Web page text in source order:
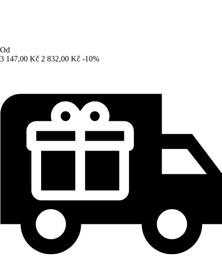
Od
3 147,00 Kč 2 832,00 Kč -10%